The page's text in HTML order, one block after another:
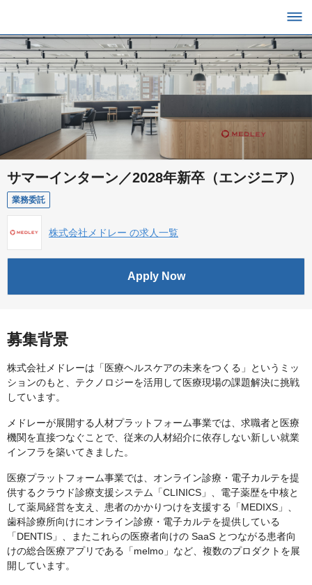
サマーインターン／2028年新卒（エンジニア）
業務委託
株式会社メドレー の求人一覧
Apply Now
募集背景
株式会社メドレーは「医療ヘルスケアの未来をつくる」というミッ
ションのもと、テクノロジーを活用して医療現場の課題解決に挑戦
しています。
メドレーが展開する人材プラットフォーム事業では、求職者と医療
機関を直接つなぐことで、従来の人材紹介に依存しない新しい就業
インフラを築いてきました。
医療プラットフォーム事業では、オンライン診療・電子カルテを提
供するクラウド診療支援システム「CLINICS」、電子薬歴を中核と
して薬局経営を支え、患者のかかりつけを支援する「MEDIXS」、
歯科診療所向けにオンライン診療・電子カルテを提供している
「DENTIS」、またこれらの医療者向けの SaaS とつながる患者向
けの総合医療アプリである「melmo」など、複数のプロダクトを展
開しています。